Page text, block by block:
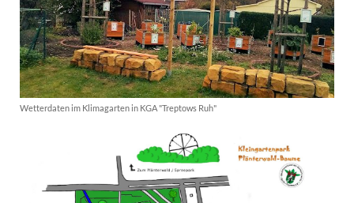
Wetterdaten im Klimagarten in KGA "Treptows Ruh"